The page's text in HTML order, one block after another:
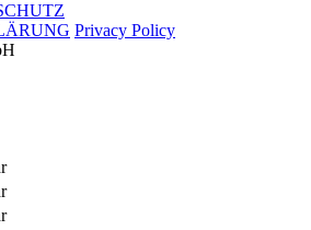
Privacy Policy